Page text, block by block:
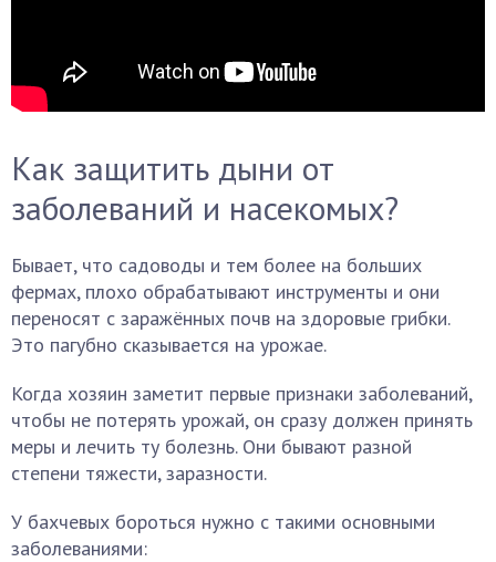
Как защитить дыни от
заболеваний и насекомых?
Бывает, что садоводы и тем более на больших
фермах, плохо обрабатывают инструменты и они
переносят с заражённых почв на здоровые грибки.
Это пагубно сказывается на урожае.
Когда хозяин заметит первые признаки заболеваний,
чтобы не потерять урожай, он сразу должен принять
меры и лечить ту болезнь. Они бывают разной
степени тяжести, заразности.
У бахчевых бороться нужно с такими основными
заболеваниями: